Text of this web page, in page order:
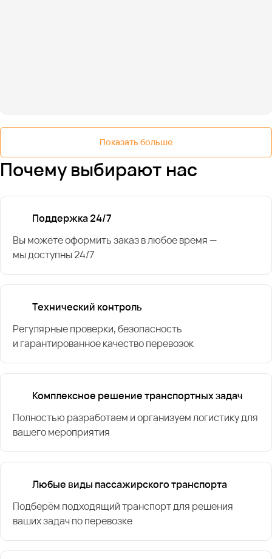
Показать больше
Почему выбирают нас
Поддержка 24/7
Вы можете оформить заказ в любое время —
мы доступны 24/7
Технический контроль
Регулярные проверки, безопасность
и гарантированное качество перевозок
Комплексное решение транспортных задач
Полностью разработаем и организуем логистику для
вашего мероприятия
Любые виды пассажирского транспорта
Подберём подходящий транспорт для решения
ваших задач по перевозке